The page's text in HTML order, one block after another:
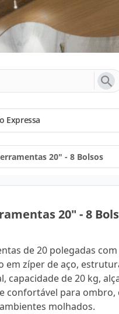
Expressa
20" - 8 Bolsos
20" - 8
de 20 polegadas com
em zíper de aço,
capacidade de 20 kg,
confortável para ombro,
molhados.